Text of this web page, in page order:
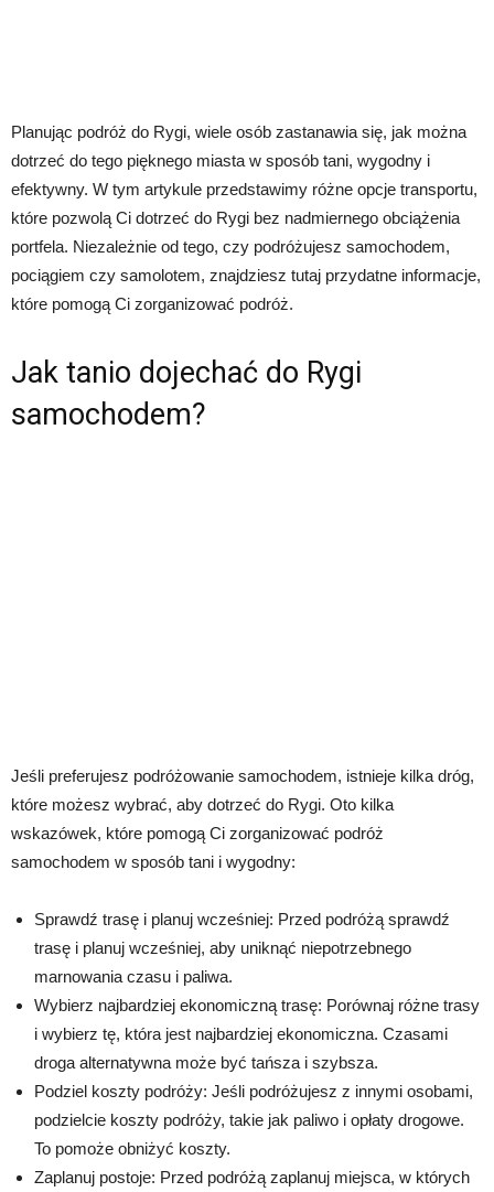
Planując podróż do Rygi, wiele osób zastanawia się, jak można
dotrzeć do tego pięknego miasta w sposób tani, wygodny i
efektywny. W tym artykule przedstawimy różne opcje transportu,
które pozwolą Ci dotrzeć do Rygi bez nadmiernego obciążenia
portfela. Niezależnie od tego, czy podróżujesz samochodem,
pociągiem czy samolotem, znajdziesz tutaj przydatne informacje,
które pomogą Ci zorganizować podróż.
Jak tanio dojechać do Rygi
samochodem?
Jeśli preferujesz podróżowanie samochodem, istnieje kilka dróg,
które możesz wybrać, aby dotrzeć do Rygi. Oto kilka
wskazówek, które pomogą Ci zorganizować podróż
samochodem w sposób tani i wygodny:
Sprawdź trasę i planuj wcześniej: Przed podróżą sprawdź
trasę i planuj wcześniej, aby uniknąć niepotrzebnego
marnowania czasu i paliwa.
Wybierz najbardziej ekonomiczną trasę: Porównaj różne trasy
i wybierz tę, która jest najbardziej ekonomiczna. Czasami
droga alternatywna może być tańsza i szybsza.
Podziel koszty podróży: Jeśli podróżujesz z innymi osobami,
podzielcie koszty podróży, takie jak paliwo i opłaty drogowe.
To pomoże obniżyć koszty.
Zaplanuj postoje: Przed podróżą zaplanuj miejsca, w których